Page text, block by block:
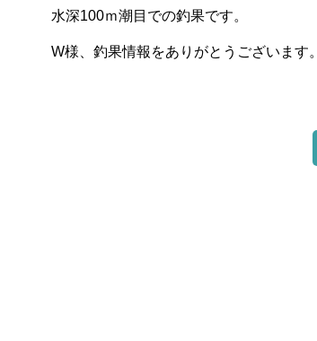
水深100ｍ潮目での釣果です。
W様、釣果情報をありがとうございます。